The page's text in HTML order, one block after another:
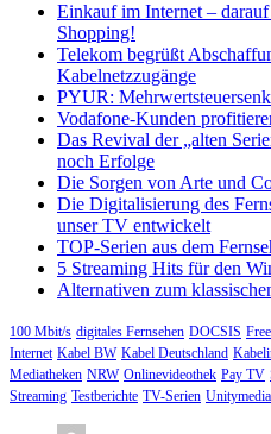
Einkauf im Internet –
Shopping!
Telekom begrüßt
Kabelnetzzugänge
PYUR:
Vodafone-Kunden
Das Revival der „alten
noch Erfolge
Die Sorgen von Arte und
Die Digitalisierung des
unser TV entwickelt
TOP-Serien aus dem
5 Streaming Hits für den
Alternativen zum
100 Mbit/s digitales Fernsehen DOCSIS
Internet Kabel BW Kabel Deutschland
Mediatheken NRW Onlinevideothek Pay TV
Streaming Testberichte TV-Serien Unitymedia